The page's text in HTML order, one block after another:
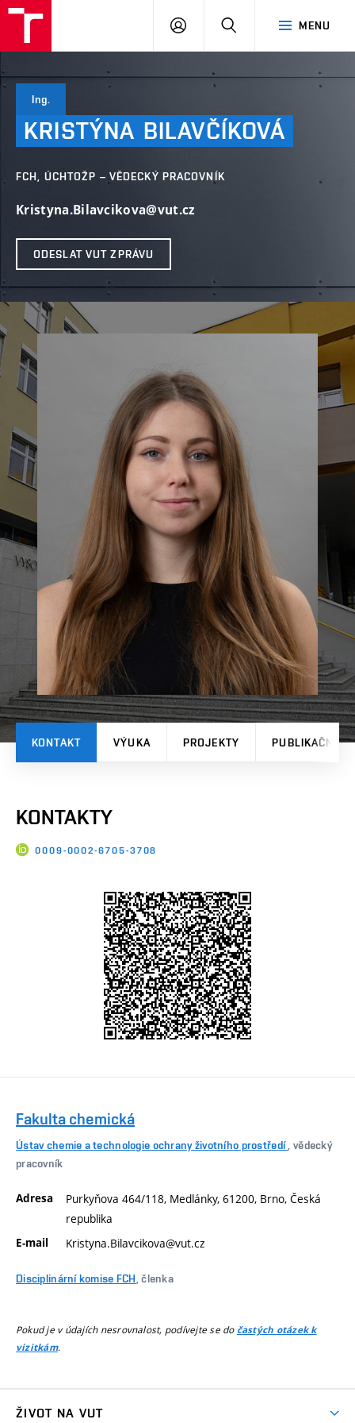
MENU
PŘIHLÁSIT
Ing.
KRISTÝNA BILAVČÍKOVÁ
FCH, ÚCHTOŽP – VĚDECKÝ PRACOVNÍK
Kristyna.Bilavcikova@vut.cz
ODESLAT VUT ZPRÁVU
KONTAKT VÝUKA PROJEKTY PUBLIKAČNÍ
KONTAKTY
0009-0002-6705-3708
Fakulta chemická
Ústav chemie a technologie ochrany životního prostředí , vědecký
pracovník
Adresa
Purkyňova 464/118, Medlánky, 61200, Brno, Česká
republika
E-mail Kristyna.Bilavcikova@vut.cz
Disciplinární komise FCH , členka
Pokud je v údajích nesrovnalost, podívejte se do častých otázek k
vizitkám.
ŽIVOT NA VUT